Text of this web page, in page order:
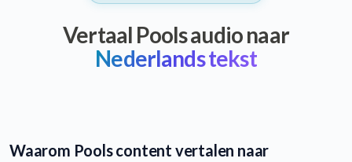
Vertaal Pools audio naar
Nederlands tekst
Waarom Pools content vertalen naar